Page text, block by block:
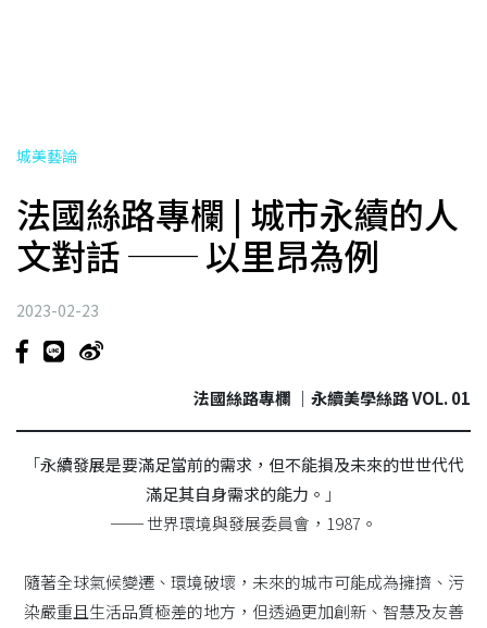
城美藝論
法國絲路專欄 | 城市永續的人
文對話 ── 以里昂為例
2023-02-23
法國絲路專欄 ｜永續美學絲路 VOL. 01
「永續發展是要滿足當前的需求，但不能損及未來的世世代代
滿足其自身需求的能力。 」
── 世界環境與發展委員會，1987。
隨著全球氣候變遷、環境破壞，未來的城市可能成為擁擠、污
染嚴重且生活品質極差的地方，但透過更加創新、智慧及友善